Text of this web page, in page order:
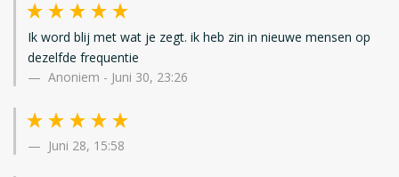
Ik word blij met wat je zegt. ik heb zin in nieuwe mensen op
dezelfde frequentie
Anoniem - Juni 30, 23:26
Juni 28, 15:58